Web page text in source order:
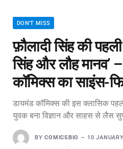
DON'T MISS
फ़ौलादी सिंह की
सिंह और लौह मानव’ –
कॉमिक्स का साइंस-
डायमंड कॉमिक्स की इस क्लासिक
युवक बना विज्ञान और साहस से लैस
BY COMICSBIO 10